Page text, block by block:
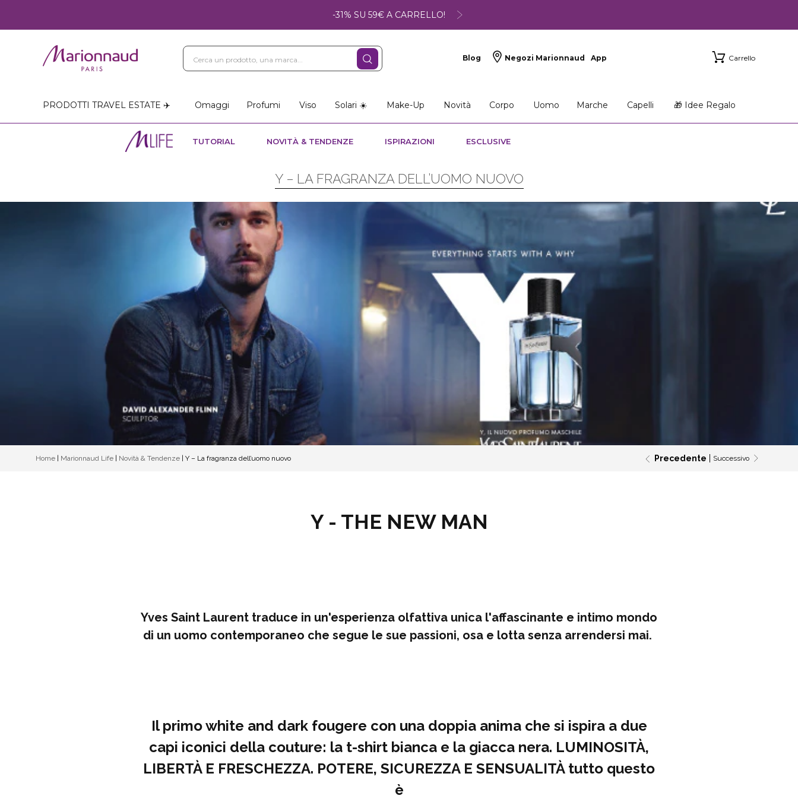
-31% SU 59€ A CARRELLO!
Blog Negozi Marionnaud App Carrello
PRODOTTI TRAVEL ESTATE ✈️ Omaggi Profumi Viso Solari ☀️ Make-Up Novità Corpo Uomo Marche Capelli 🎁 Idee Regalo
TUTORIAL NOVITÀ & TENDENZE ISPIRAZIONI ESCLUSIVE
Y – LA FRAGRANZA DELL’UOMO NUOVO
Home Marionnaud Life Novità & Tendenze Y – La fragranza dell’uomo nuovo Precedente Successivo
Y - THE NEW MAN
Yves Saint Laurent traduce in un'esperienza olfattiva unica l'affascinante e intimo mondo
di un uomo contemporaneo che segue le sue passioni, osa e lotta senza arrendersi mai.
Il primo white and dark fougere con una doppia anima che si ispira a due
capi iconici della couture: la t-shirt bianca e la giacca nera. LUMINOSITÀ,
LIBERTÀ E FRESCHEZZA. POTERE, SICUREZZA E SENSUALITÀ tutto questo
è